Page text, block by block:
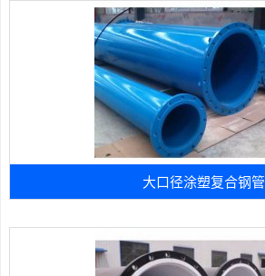
大口径涂塑复合钢管